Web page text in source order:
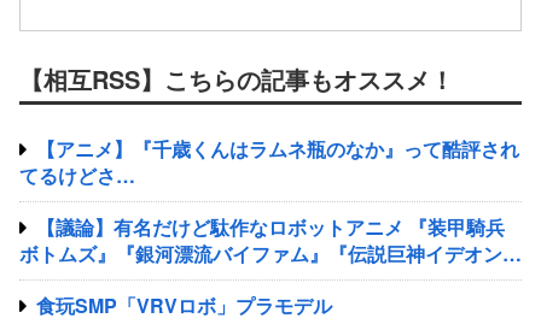
【相互RSS】こちらの記事もオススメ！
【アニメ】『千歳くんはラムネ瓶のなか』って酷評され
てるけどさ…
【議論】有名だけど駄作なロボットアニメ 『装甲騎兵
ボトムズ』『銀河漂流バイファム』『伝説巨神イデオン』
『超獣機神ダンクーガ』『銀河疾風サスライガー』
食玩SMP「VRVロボ」プラモデル